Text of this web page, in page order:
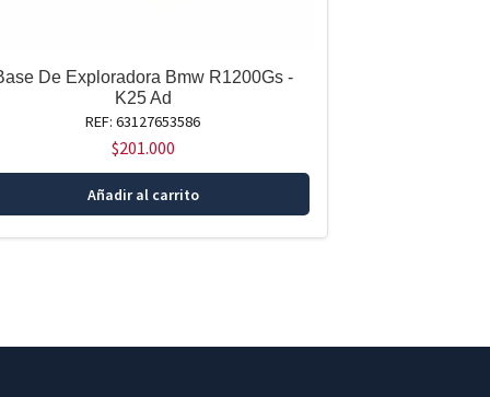
De Exploradora Bmw R1200Gs -
K25 Ad
REF: 63127653586
$201.000
Añadir al carrito